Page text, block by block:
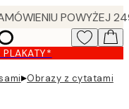
▸Obrazy z cytatami